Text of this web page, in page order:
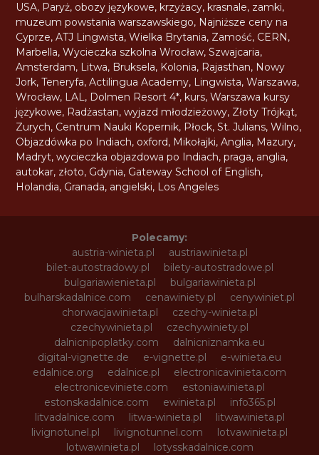
USA, Paryż, obozy językowe, krzyżacy, krasnale, zamki,
muzeum powstania warszawskiego, Najniższe ceny na
Cyprze,ATJ Lingwista,Wielka Brytania, Zamość, CERN,
Marbella,Wycieczka szkolna Wrocław,Szwajcaria,
Amsterdam, Litwa, Bruksela, Kolonia, Rajasthan, Nowy
Jork,Teneryfa,Actilingua Academy, Lingwista,Warszawa,
Wrocław, LAL, Dolmen Resort 4*, kurs,Warszawa kursy
językowe, Radżastan,wyjazd młodzieżowy, Złoty Trójkąt,
Zurych, Centrum Nauki Kopernik, Płock,St. Julians,Wilno,
Objazdówka po Indiach, oxford, Mikołajki,Anglia, Mazury,
Madryt,wycieczka objazdowa po Indiach,praga, anglia,
autokar, złoto, Gdynia, Gateway School of English,
Holandia, Granada, angielski, Los Angeles
Polecamy:
austria-winieta.pl
austriawinieta.pl
bilet-autostradowy.pl
bilety-autostradowe.pl
bulgariawienieta.pl
bulgariawinieta.pl
bulharskadalnice.com
cenawiniety.pl
cenywiniet.pl
chorwacjawinieta.pl
czechy-winieta.pl
czechywinieta.pl
czechywiniety.pl
dalnicnipoplatky.com
dalnicniznamka.eu
digital-vignette.de
e-vignette.pl
e-winieta.eu
edalnice.org
edalnice.pl
electronicavinieta.com
electroniceviniete.com
estoniawinieta.pl
estonskadalnice.com
ewinieta.pl
info365.pl
litvadalnice.com
litwa-winieta.pl
litwawinieta.pl
livignotunel.pl
livignotunnel.com
lotvawinieta.pl
lotwawinieta.pl
lotysskadalnice.com